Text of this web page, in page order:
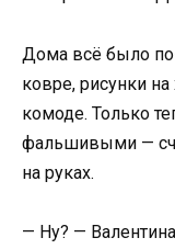
Дома всё было
ковре, рисунки
комоде. Только
фальшивыми —
на руках.
— Ну? —